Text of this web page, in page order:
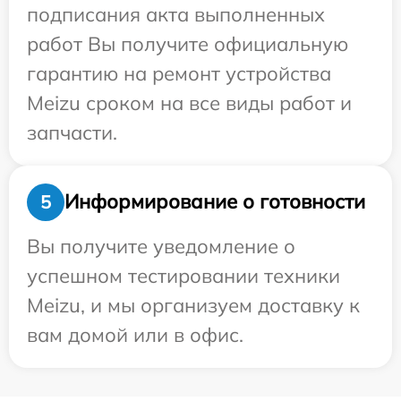
подписания акта выполненных
работ Вы получите официальную
гарантию на ремонт устройства
Meizu сроком на все виды работ и
запчасти.
5
Информирование о готовности
Вы получите уведомление о
успешном тестировании техники
Meizu, и мы организуем доставку к
вам домой или в офис.